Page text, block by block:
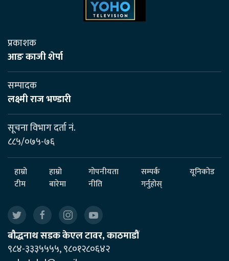
प्रकाशक
आङ काजी शेर्पा
सम्पादक
लक्ष्मी राज भण्डारी
सूचना विभाग दर्ता नं.
८८५/०७५-७६
हाम्रो
टीम
हाम्रो
बारेमा
गोपनीयता
नीति
सम्पर्क
गर्नुहोस्
यूनिकोड
बौद्धनाथ सडक केएल टावर, काठमाडौं
९८४-३३३५५५५, ९८०१२८०६४२